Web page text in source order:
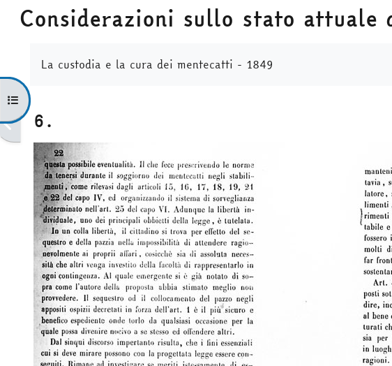
Apri indice del corso
Considerazioni sullo stato attuale
La custodia e la cura dei mentecatti - 1849
6.